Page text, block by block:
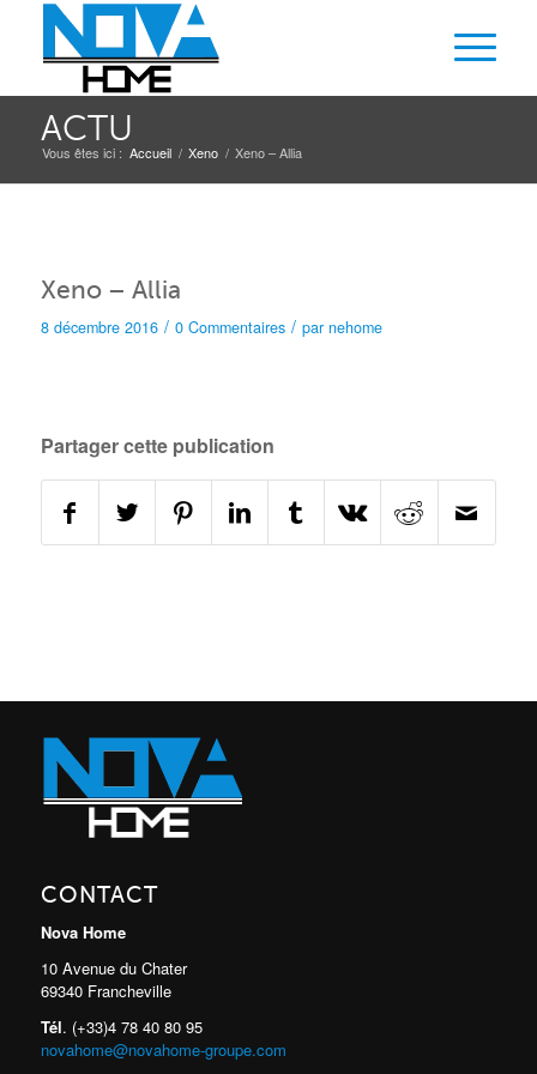
ACTU
Vous êtes ici : Accueil / Xeno / Xeno – Allia
Xeno – Allia
8 décembre 2016 / 0 Commentaires / par nehome
Partager cette publication
CONTACT
Nova Home
10 Avenue du Chater
69340 Francheville
Tél. (+33)4 78 40 80 95
novahome@novahome-groupe.com